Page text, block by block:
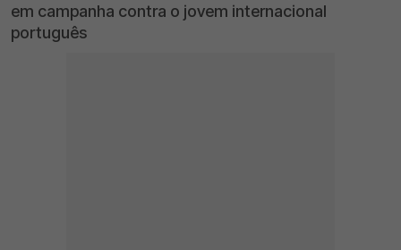
em campanha contra o jovem internacional
português